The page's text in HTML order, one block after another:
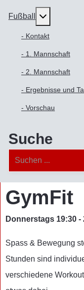
Fußball Weitere
- Kontakt
- 1. Mannschaft
- 2. Mannschaft
- Ergebnisse und
- Vorschau
Suche
GymFit
Donnerstags 19:30 -
Spass & Bewegung
Stunden sind
verschiedene